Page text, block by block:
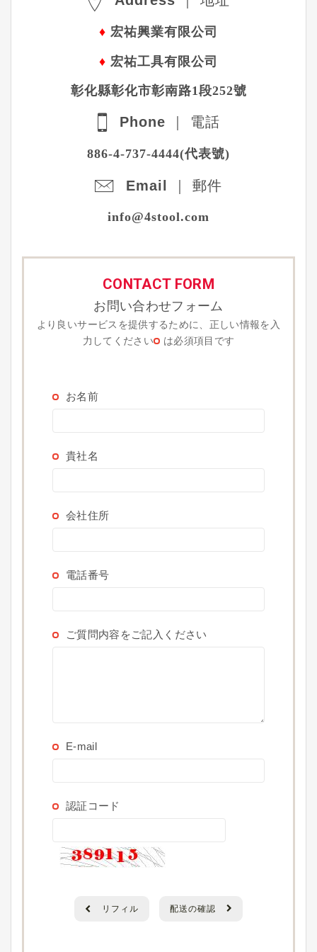
♦ 宏祐興業有限公司
♦ 宏祐工具有限公司
彰化縣彰化市彰南路1段252號
Phone ｜ 電話
886-4-737-4444(代表號)
Email ｜ 郵件
info@4stool.com
CONTACT FORM
お問い合わせフォーム
より良いサービスを提供するために、正しい情報を入
力してください
は必須項目です
お名前
貴社名
会社住所
電話番号
ご質問内容をご記入ください
E-mail
認証コード
リフィル 配送の確認